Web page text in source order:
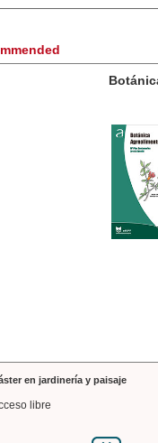
Agroalimentaria
VAT
en jardinería y paisaje
libre